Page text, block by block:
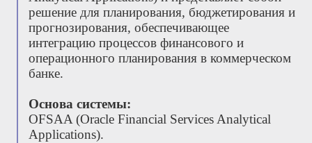
решение для планирования, бюджетирования и
прогнозирования, обеспечивающее
интеграцию процессов финансового и
операционного планирования в коммерческом
банке.
Основа системы:
OFSAA (Oracle Financial Services Analytical
Applications).